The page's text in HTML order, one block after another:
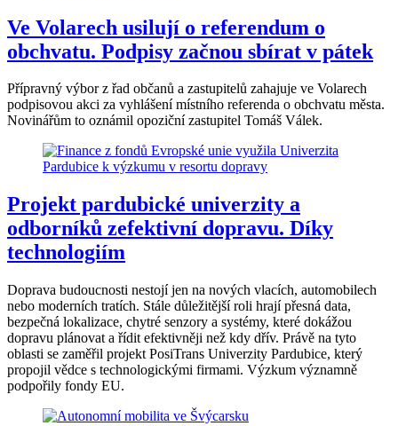
Ve Volarech usilují o referendum o
obchvatu. Podpisy začnou sbírat v pátek
Přípravný výbor z řad občanů a zastupitelů zahajuje ve Volarech
podpisovou akci za vyhlášení místního referenda o obchvatu města.
Novinářům to oznámil opoziční zastupitel Tomáš Válek.
Projekt pardubické univerzity a
odborníků zefektivní dopravu. Díky
technologiím
Doprava budoucnosti nestojí jen na nových vlacích, automobilech
nebo moderních tratích. Stále důležitější roli hrají přesná data,
bezpečná lokalizace, chytré senzory a systémy, které dokážou
dopravu plánovat a řídit efektivněji než kdy dřív. Právě na tyto
oblasti se zaměřil projekt PosiTrans Univerzity Pardubice, který
propojil vědce s technologickými firmami. Výzkum významně
podpořily fondy EU.